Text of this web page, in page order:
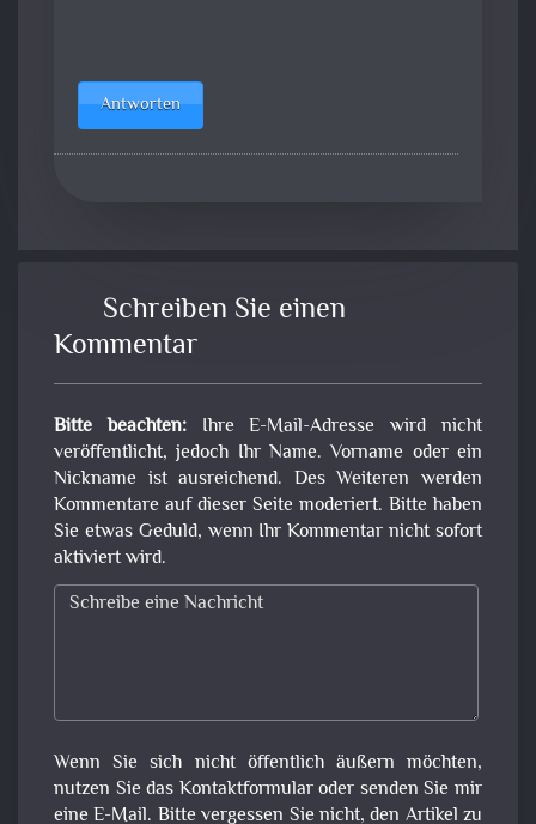
Antworten
Schreiben Sie einen
Kommentar
Bitte beachten:Ihre E-Mail-Adresse wird nicht
veröffentlicht, jedoch Ihr Name. Vorname oder ein
Nickname ist ausreichend. Des Weiteren werden
Kommentare auf dieser Seite moderiert. Bitte haben
Sie etwas Geduld, wenn Ihr Kommentar nicht sofort
aktiviert wird.
Wenn Sie sich nicht öffentlich äußern möchten,
nutzen Sie das Kontaktformular oder senden Sie mir
eine E-Mail. Bitte vergessen Sie nicht, den Artikel zu